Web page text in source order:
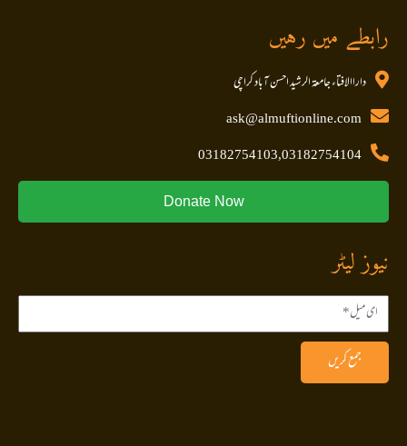
رابطے میں رہیں
داراالافتاء جامعۃ الرشید احسن آباد کراچی
ask@almuftionline.com
03182754103,03182754104
Donate Now
نیوز لیٹر
جمع کریں